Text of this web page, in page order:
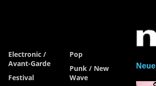
Electronic /
Avant-Garde
Festival
Pop
Punk / New
Wave